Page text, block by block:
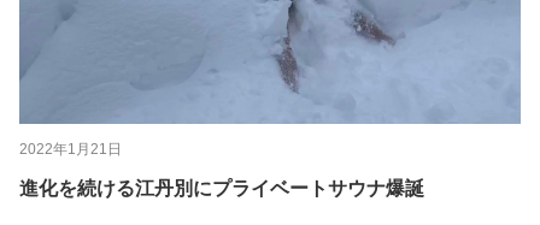
2022年1月21日
進化を続ける江丹別にプライベートサウナ爆誕